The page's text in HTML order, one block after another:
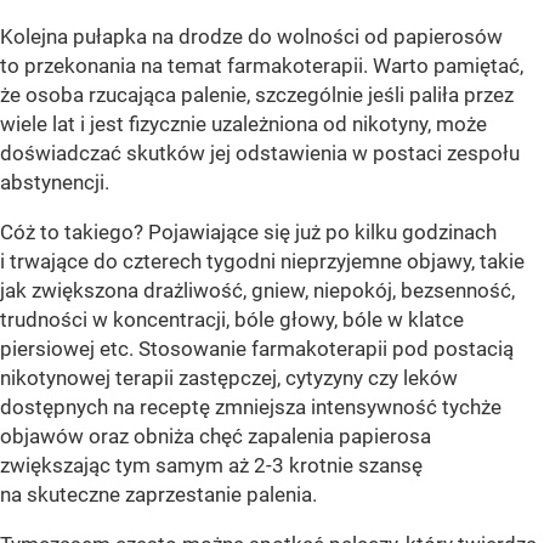
Kolejna pułapka na drodze do wolności od papierosów
to przekonania na temat farmakoterapii. Warto pamiętać,
że osoba rzucająca palenie, szczególnie jeśli paliła przez
wiele lat i jest fizycznie uzależniona od nikotyny, może
doświadczać skutków jej odstawienia w postaci zespołu
abstynencji.
Cóż to takiego? Pojawiające się już po kilku godzinach
i trwające do czterech tygodni nieprzyjemne objawy, takie
jak zwiększona drażliwość, gniew, niepokój, bezsenność,
trudności w koncentracji, bóle głowy, bóle w klatce
piersiowej etc. Stosowanie farmakoterapii pod postacią
nikotynowej terapii zastępczej, cytyzyny czy leków
dostępnych na receptę zmniejsza intensywność tychże
objawów oraz obniża chęć zapalenia papierosa
zwiększając tym samym aż 2-3 krotnie szansę
na skuteczne zaprzestanie palenia.